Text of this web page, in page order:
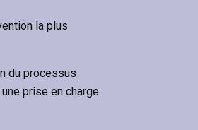
la plus
du processus
prise en charge